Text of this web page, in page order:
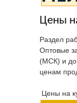
Цены
Раздел
Оптовые
(МСК) и до
ценам
Цены на